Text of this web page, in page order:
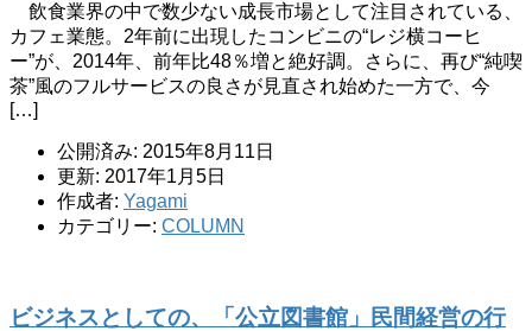
飲食業界の中で数少ない成長市場として注目されている、
カフェ業態。2年前に出現したコンビニの“レジ横コーヒ
ー”が、2014年、前年比48％増と絶好調。さらに、再び“純喫
茶”風のフルサービスの良さが見直され始めた一方で、今
[…]
公開済み: 2015年8月11日
更新: 2017年1月5日
作成者: Yagami
カテゴリー: COLUMN
ビジネスとしての、「公立図書館」民間経営の行